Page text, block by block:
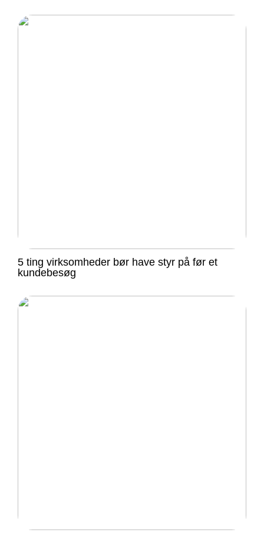
5 ting virksomheder bør have styr på før et
kundebesøg